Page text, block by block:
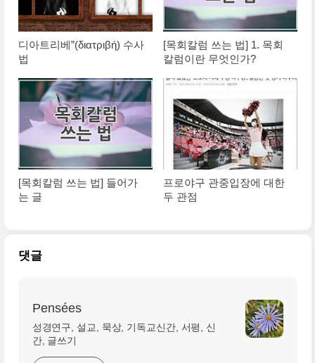
디아트리베”(διατριβή) 수사
법
[목회칼럼 쓰는 법] 1. 목회
칼럼이란 무엇인가?
[목회칼럼 쓰는 법] 들어가
는 글
프로야구 관중입장에 대한
두 관점
댓글
Pensées
성경연구, 설교, 묵상, 기독교신간, 서평, 신
간, 글쓰기